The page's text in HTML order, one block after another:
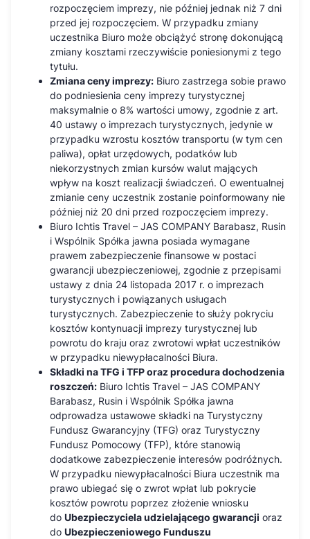
rozpoczęciem imprezy, nie później jednak niż 7 dni
przed jej rozpoczęciem. W przypadku zmiany
uczestnika Biuro może obciążyć stronę dokonującą
zmiany kosztami rzeczywiście poniesionymi z tego
tytułu.
Zmiana ceny imprezy: Biuro zastrzega sobie prawo
do podniesienia ceny imprezy turystycznej
maksymalnie o 8% wartości umowy, zgodnie z art.
40 ustawy o imprezach turystycznych, jedynie w
przypadku wzrostu kosztów transportu (w tym cen
paliwa), opłat urzędowych, podatków lub
niekorzystnych zmian kursów walut mających
wpływ na koszt realizacji świadczeń. O ewentualnej
zmianie ceny uczestnik zostanie poinformowany nie
później niż 20 dni przed rozpoczęciem imprezy.
Biuro Ichtis Travel – JAS COMPANY Barabasz, Rusin
i Wspólnik Spółka jawna posiada wymagane
prawem zabezpieczenie finansowe w postaci
gwarancji ubezpieczeniowej, zgodnie z przepisami
ustawy z dnia 24 listopada 2017 r. o imprezach
turystycznych i powiązanych usługach
turystycznych. Zabezpieczenie to służy pokryciu
kosztów kontynuacji imprezy turystycznej lub
powrotu do kraju oraz zwrotowi wpłat uczestników
w przypadku niewypłacalności Biura.
Składki na TFG i TFP oraz procedura dochodzenia
roszczeń: Biuro Ichtis Travel – JAS COMPANY
Barabasz, Rusin i Wspólnik Spółka jawna
odprowadza ustawowe składki na Turystyczny
Fundusz Gwarancyjny (TFG) oraz Turystyczny
Fundusz Pomocowy (TFP), które stanowią
dodatkowe zabezpieczenie interesów podróżnych.
W przypadku niewypłacalności Biura uczestnik ma
prawo ubiegać się o zwrot wpłat lub pokrycie
kosztów powrotu poprzez złożenie wniosku
do Ubezpieczyciela udzielającego gwarancji oraz
do Ubezpieczeniowego Funduszu